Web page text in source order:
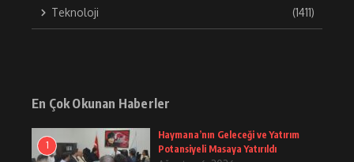
Teknoloji (1411)
En Çok Okunan Haberler
1
Haymana’nın Geleceği ve Yatırım
Potansiyeli Masaya Yatırıldı